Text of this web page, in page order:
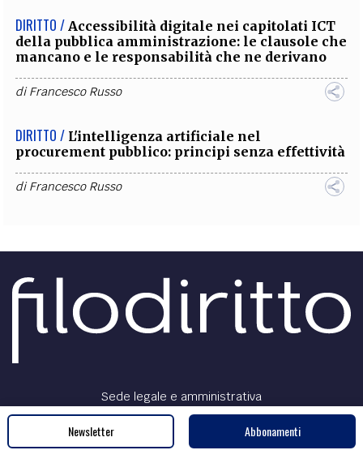
DIRITTO / Accessibilità digitale nei capitolati ICT
della pubblica amministrazione: le clausole che
mancano e le responsabilità che ne derivano
diFrancesco Russo
DIRITTO / L'intelligenza artificiale nel
procurement pubblico: principi senza effettività
diFrancesco Russo
Sede legale e amministrativa
InFOROmatica S.r.l.
Via Castiglione 81, 40124 - Bologna
Tel. 051.98.43.125
Newsletter Abbonamenti